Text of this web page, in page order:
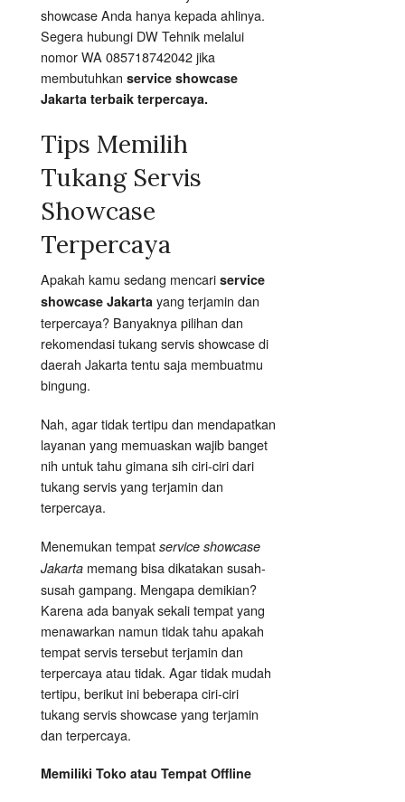
showcase Anda hanya kepada ahlinya.
Segera hubungi DW Tehnik melalui
nomor WA 085718742042 jika
membutuhkan service showcase
Jakarta terbaik terpercaya.
Tips Memilih
Tukang Servis
Showcase
Terpercaya
Apakah kamu sedang mencari service
showcase Jakarta yang terjamin dan
terpercaya? Banyaknya pilihan dan
rekomendasi tukang servis showcase di
daerah Jakarta tentu saja membuatmu
bingung.
Nah, agar tidak tertipu dan mendapatkan
layanan yang memuaskan wajib banget
nih untuk tahu gimana sih ciri-ciri dari
tukang servis yang terjamin dan
terpercaya.
Menemukan tempat service showcase
Jakarta memang bisa dikatakan susah-
susah gampang. Mengapa demikian?
Karena ada banyak sekali tempat yang
menawarkan namun tidak tahu apakah
tempat servis tersebut terjamin dan
terpercaya atau tidak. Agar tidak mudah
tertipu, berikut ini beberapa ciri-ciri
tukang servis showcase yang terjamin
dan terpercaya.
Memiliki Toko atau Tempat Offline